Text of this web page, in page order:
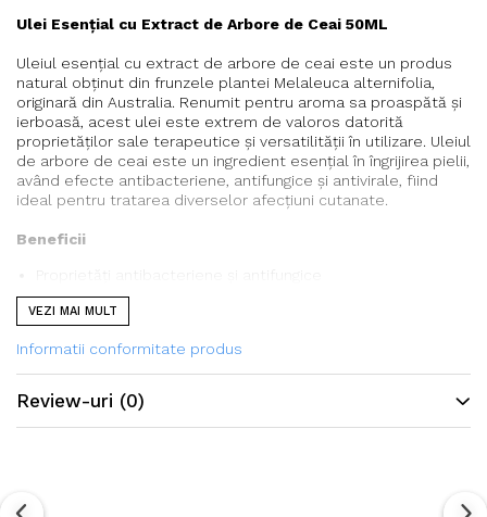
Ulei Esențial cu Extract de Arbore de Ceai 50ML
Uleiul esențial cu extract de arbore de ceai este un produs
natural obținut din frunzele plantei Melaleuca alternifolia,
originară din Australia. Renumit pentru aroma sa proaspătă și
ierboasă, acest ulei este extrem de valoros datorită
proprietăților sale terapeutice și versatilității în utilizare. Uleiul
de arbore de ceai este un ingredient esențial în îngrijirea pielii,
având efecte antibacteriene, antifungice și antivirale, fiind
ideal pentru tratarea diverselor afecțiuni cutanate.
Beneficii
Uleiul de arbore de ceai este cunoscut pentru capacitatea
sa de a combate bacteriile și ciupercile, făcându-l eficient în
Calmarea iritațiilor
Datorită efectelor sale antiinflamatorii, uleiul ajută la
reducerea roșeții și a iritațiilor, fiind util pentru pielea sensibilă
diverse afecțiuni cutanate, inclusiv eczeme, psoriazis și
VEZI MAI MULT
Informatii conformitate produs
Review-uri (0)